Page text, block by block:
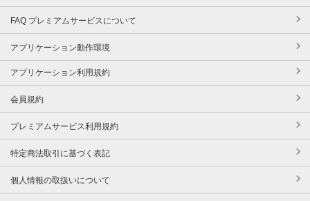
FAQ プレミアムサービスについて
アプリケーション動作環境
アプリケーション利用規約
会員規約
プレミアムサービス利用規約
特定商法取引に基づく表記
個人情報の取扱いについて